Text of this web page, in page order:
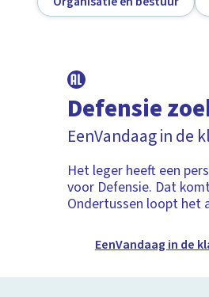
Defensie
EenVandaag in de
Het leger heeft een
voor Defensie. Dat
Ondertussen loopt het
EenVandaag in de